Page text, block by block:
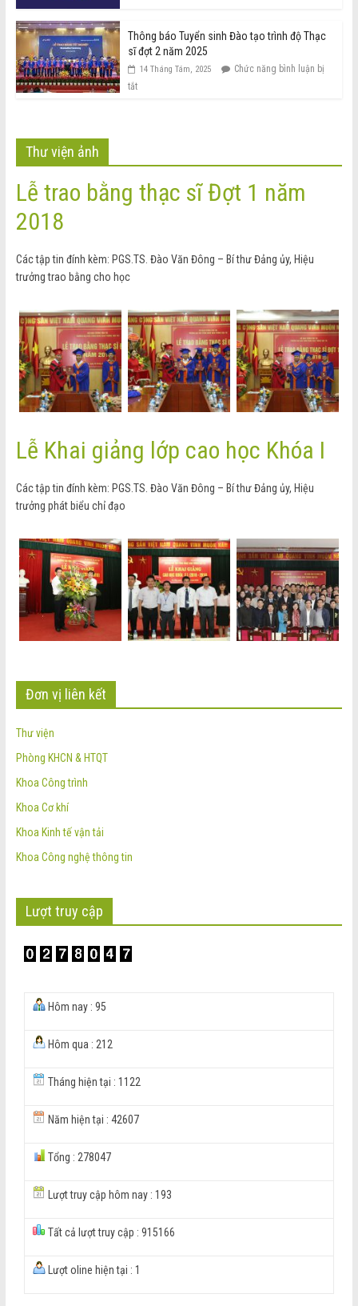
Thông báo Tuyển sinh Đào tạo trình độ Thạc
sĩ đợt 2 năm 2025
14 Tháng Tám, 2025
Chức năng bình luận bị
tắt
Thư viện ảnh
Lễ trao bằng thạc sĩ Đợt 1 năm
2018
Các tập tin đính kèm: PGS.TS. Đào Văn Đông – Bí thư Đảng ủy, Hiệu
trưởng trao bằng cho học
Lễ Khai giảng lớp cao học Khóa I
Các tập tin đính kèm: PGS.TS. Đào Văn Đông – Bí thư Đảng ủy, Hiệu
trưởng phát biểu chỉ đạo
Đơn vị liên kết
Thư viện
Phòng KHCN & HTQT
Khoa Công trình
Khoa Cơ khí
Khoa Kinh tế vận tải
Khoa Công nghệ thông tin
Lượt truy cập
Hôm nay : 95
Hôm qua : 212
Tháng hiện tại : 1122
Năm hiện tại : 42607
Tổng : 278047
Lượt truy cập hôm nay : 193
Tất cả lượt truy cập : 915166
Lượt oline hiện tại : 1